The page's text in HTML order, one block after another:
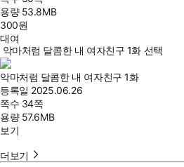
용량 53.8MB
300원
대여
악마처럼 달콤한 내 여자친구 1화 선택
악마처럼 달콤한 내 여자친구 1화
등록일 2025.06.26
쪽수 34쪽
용량 57.6MB
보기
더보기